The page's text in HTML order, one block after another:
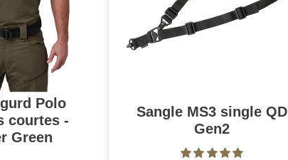
Polo
courtes -
Green
Sangle MS3 single QD
Gen2